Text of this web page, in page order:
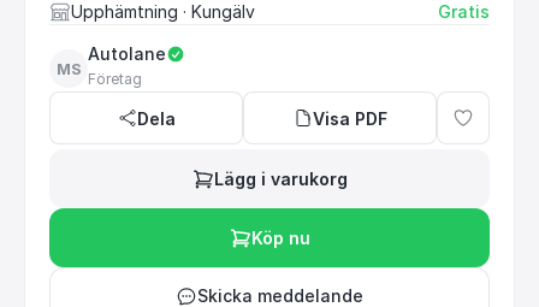
Upphämtning · Kungälv Gratis
MS
Autolane
Företag
Dela Visa PDF
Lägg i varukorg
Köp nu
Skicka meddelande